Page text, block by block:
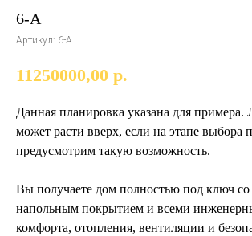
6-А
Артикул: 6-А
11250000,00 р.
Данная планировка указана для
может расти вверх, если на этапе выбора
предусмотрим такую возможность.
Вы получаете дом полностью под ключ со
напольным покрытием и всеми
комфорта, отопления, вентиляции и